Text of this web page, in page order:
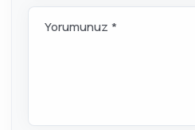
Yorumunuz *